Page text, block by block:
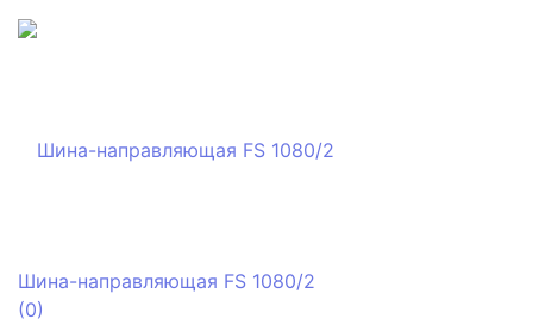
Шина-направляющая FS 1080/2
(0)